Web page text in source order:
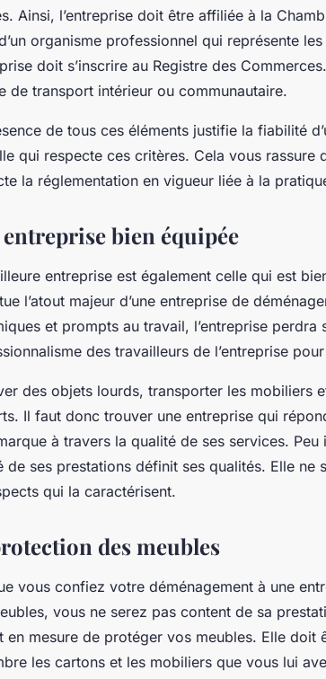
Ainsi, l’entreprise doit être affiliée à la
organisme professionnel qui représente
doit s’inscrire au Registre des
de transport intérieur ou communautaire.
de tous ces éléments justifie la fiabilité
qui respecte ces critères. Cela vous rassure
la réglementation en vigueur liée à la
bien équipée
entreprise est également celle qui est
l’atout majeur d’une entreprise de
et prompts au travail, l’entreprise
des travailleurs de l’entreprise
des objets lourds, transporter les mobiliers
Il faut donc trouver une entreprise qui
à travers la qualité de ses services. Peu
de ses prestations définit ses qualités. Elle ne
qui la caractérisent.
des meubles
vous confiez votre déménagement à une
vous ne serez pas content de sa
en mesure de protéger vos meubles. Elle doit
les cartons et les mobiliers que vous lui